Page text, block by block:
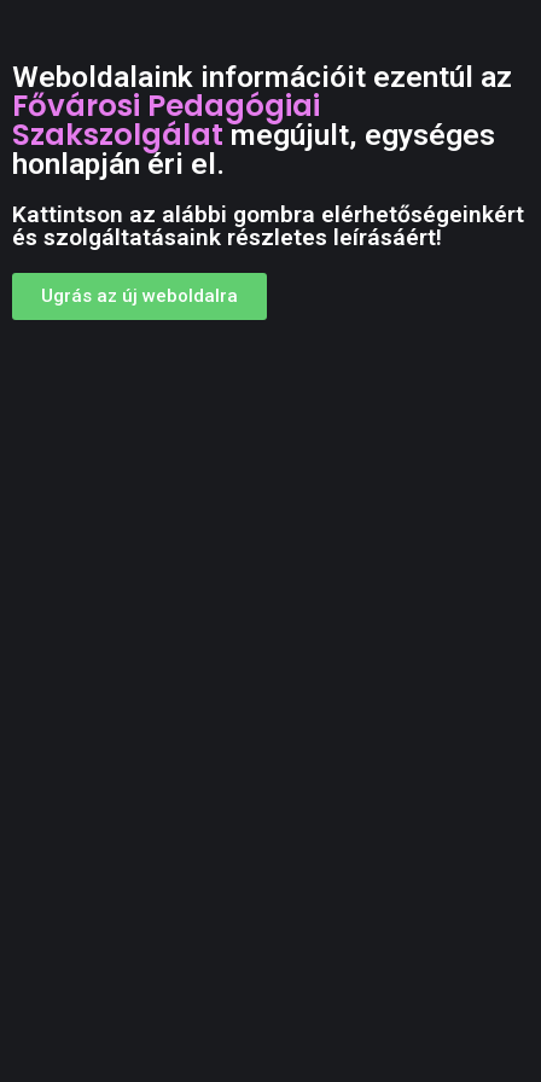
Weboldalaink információit ezentúl az
Fővárosi Pedagógiai
Szakszolgálatmegújult, egységes
honlapján éri el.
Kattintson az alábbi gombra elérhetőségeinkért
és szolgáltatásaink részletes leírásáért!
Ugrás az új weboldalra